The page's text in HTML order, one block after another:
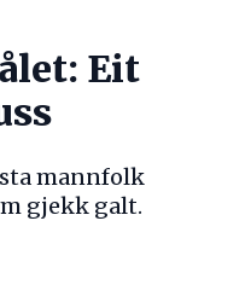
Eit
mannfolk
gjekk galt.